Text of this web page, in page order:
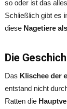
so oder ist das
Schließlich gibt es
diese Nagetiere
Die
Das Klischee der
entstand nicht
Ratten die